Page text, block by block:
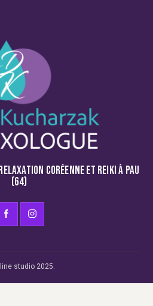
CORÉENNE ET REIKI À PAU
(64)
studio 2025.